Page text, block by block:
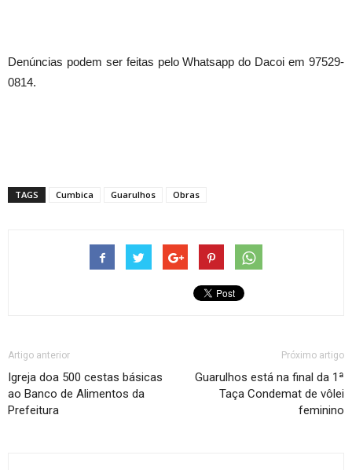
Denúncias podem ser feitas pelo Whatsapp do Dacoi em 97529-
0814.
TAGS Cumbica Guarulhos Obras
Artigo anterior
Igreja doa 500 cestas básicas
ao Banco de Alimentos da
Prefeitura
Próximo artigo
Guarulhos está na final da 1ª
Taça Condemat de vôlei
feminino